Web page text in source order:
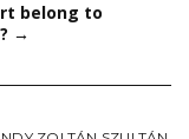
belong to
→